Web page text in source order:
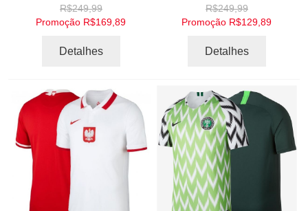
R$249,99
Promoção R$169,89
Detalhes
R$249,99
Promoção R$129,89
Detalhes